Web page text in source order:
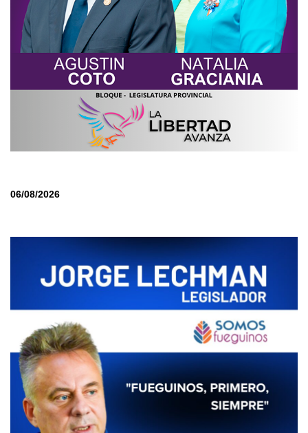
06/08/2026